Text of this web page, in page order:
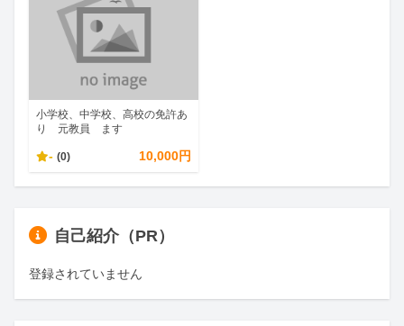
小学校、中学校、高校の免許あ
り 元教員 ます
- (0) 10,000円
自己紹介（PR）
登録されていません